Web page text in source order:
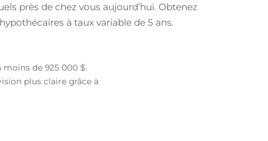
près de chez vous aujourd’hui. Obtenez
à taux variable de 5 ans.
de 925 000 $.
plus claire grâce à